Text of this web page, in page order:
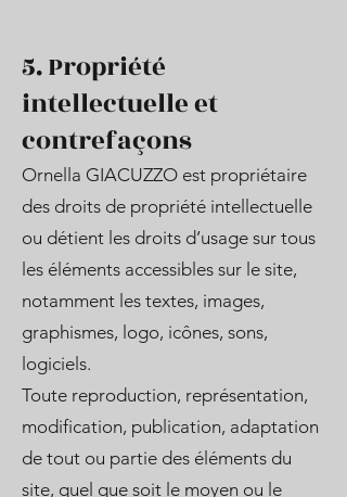
5. Propriété
intellectuelle et
contrefaçons
Ornella GIACUZZO est propriétaire
des droits de propriété intellectuelle
ou détient les droits d’usage sur tous
les éléments accessibles sur le site,
notamment les textes, images,
graphismes, logo, icônes, sons,
logiciels.
Toute reproduction, représentation,
modification, publication, adaptation
de tout ou partie des éléments du
site, quel que soit le moyen ou le